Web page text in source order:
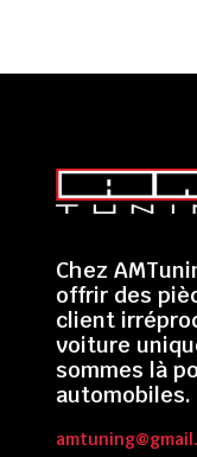
Chez
offrir des
client
voiture
sommes là
automobiles.